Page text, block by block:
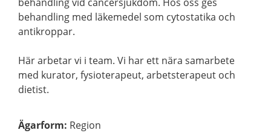
behandling med läkemedel som cytostatika och
antikroppar.
Här arbetar vi i team. Vi har ett nära samarbete
med kurator, fysioterapeut, arbetsterapeut och
dietist.
Ägarform: Region